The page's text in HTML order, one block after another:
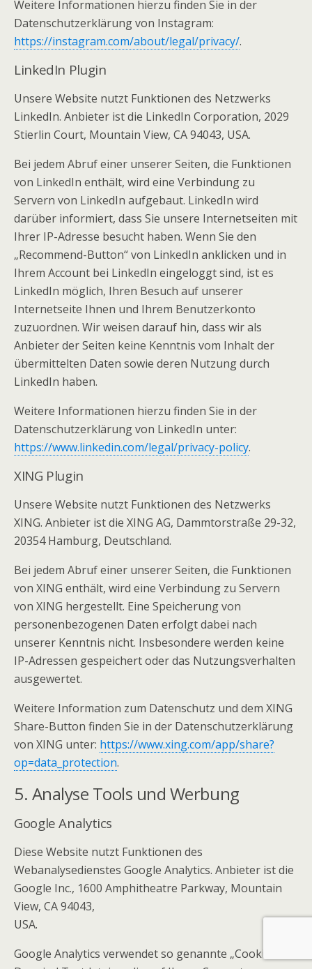
Weitere Informationen hierzu finden Sie in der
Datenschutzerklärung von Instagram:
https://instagram.com/about/legal/privacy/.
LinkedIn Plugin
Unsere Website nutzt Funktionen des Netzwerks
LinkedIn. Anbieter ist die LinkedIn Corporation, 2029
Stierlin Court, Mountain View, CA 94043, USA.
Bei jedem Abruf einer unserer Seiten, die Funktionen
von LinkedIn enthält, wird eine Verbindung zu
Servern von LinkedIn aufgebaut. LinkedIn wird
darüber informiert, dass Sie unsere Internetseiten mit
Ihrer IP-Adresse besucht haben. Wenn Sie den
„Recommend-Button“ von LinkedIn anklicken und in
Ihrem Account bei LinkedIn eingeloggt sind, ist es
LinkedIn möglich, Ihren Besuch auf unserer
Internetseite Ihnen und Ihrem Benutzerkonto
zuzuordnen. Wir weisen darauf hin, dass wir als
Anbieter der Seiten keine Kenntnis vom Inhalt der
übermittelten Daten sowie deren Nutzung durch
LinkedIn haben.
Weitere Informationen hierzu finden Sie in der
Datenschutzerklärung von LinkedIn unter:
https://www.linkedin.com/legal/privacy-policy.
XING Plugin
Unsere Website nutzt Funktionen des Netzwerks
XING. Anbieter ist die XING AG, Dammtorstraße 29-32,
20354 Hamburg, Deutschland.
Bei jedem Abruf einer unserer Seiten, die Funktionen
von XING enthält, wird eine Verbindung zu Servern
von XING hergestellt. Eine Speicherung von
personenbezogenen Daten erfolgt dabei nach
unserer Kenntnis nicht. Insbesondere werden keine
IP-Adressen gespeichert oder das Nutzungsverhalten
ausgewertet.
Weitere Information zum Datenschutz und dem XING
Share-Button finden Sie in der Datenschutzerklärung
von XING unter: https://www.xing.com/app/share?
op=data_protection.
5. Analyse Tools und Werbung
Google Analytics
Diese Website nutzt Funktionen des
Webanalysedienstes Google Analytics. Anbieter ist die
Google Inc., 1600 Amphitheatre Parkway, Mountain
View, CA 94043,
USA.
Google Analytics verwendet so genannte „Cookies“.